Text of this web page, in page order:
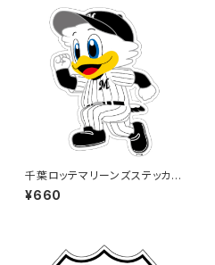
千葉ロッテマリーンズステッカー
14（大）
¥660